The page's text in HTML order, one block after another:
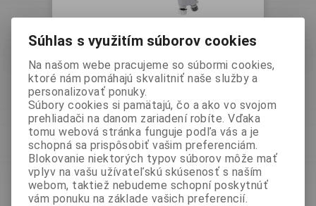
pištoľ EcoGun AS MAN 1PF (249)
Vaša cena bez DPH:443,30 EUR
Vaša cena s DPH:545,259 EUR
Výrobca: Dürr Systems AG
Katalógové číslo:N36200007V
Otázka na výrobok
Vzduchová striekacia pištoľ EcoGun AS
MAN 1PF (249) s tlakovým podávaním
Súhlas s využitím súborov cookies
Na našom webe pracujeme so súbormi cookies,
ktoré nám pomáhajú skvalitniť naše služby a
personalizovať ponuky.
Súbory cookies si pamätajú, čo a ako vo svojom
prehliadači na danom zariadení robíte. Vďaka
tomu webová stránka funguje podľa vás a je
schopná sa prispôsobiť vašim preferenciám.
Blokovanie niektorých typov súborov môže mať
vplyv na vašu užívateľskú skúsenosť s naším
webom, taktiež nebudeme schopní poskytnúť
vám ponuku na základe vašich preferencií.